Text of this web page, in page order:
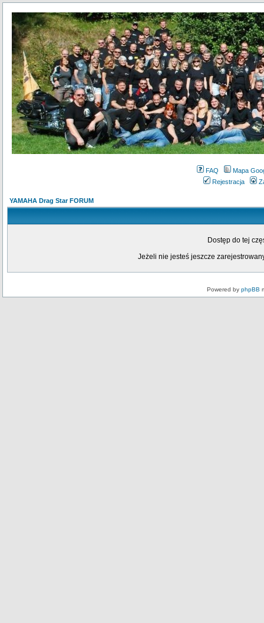
FAQ
Mapa
Rejestracja
YAMAHA Drag Star FORUM
Dostęp do tej
Jeżeli nie jesteś jeszcze
Powered by phpBB